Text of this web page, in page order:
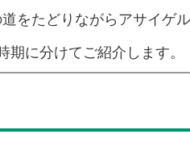
をたどりながらアサイゲ
期に分けてご紹介します。